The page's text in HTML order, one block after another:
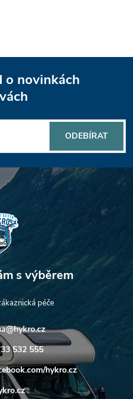
o novinkách
ODEBÍRAT
@hykro.cz
532 555
hykro.cz